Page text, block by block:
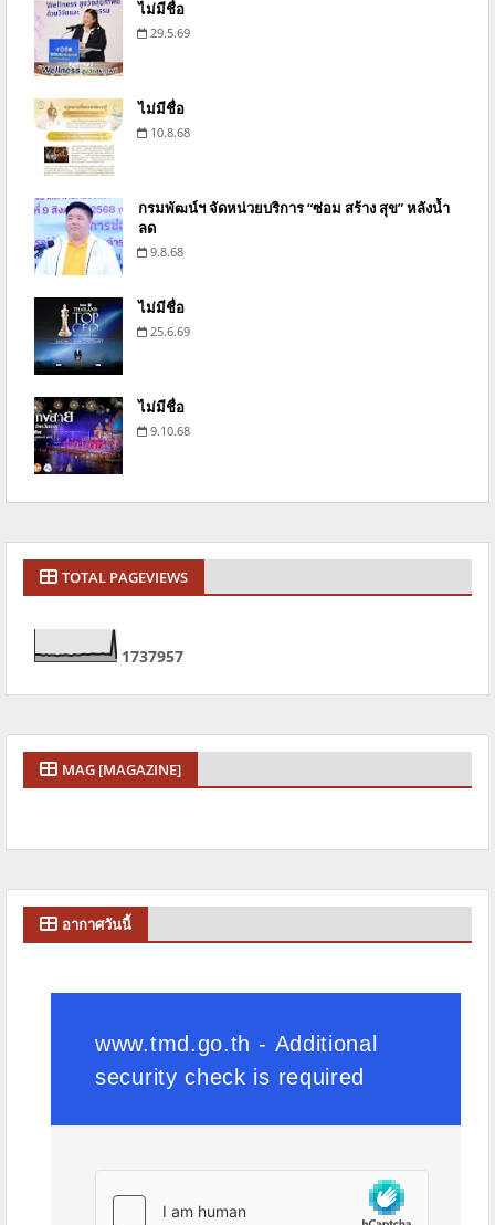
ไม่มีชื่อ
29.5.69
ไม่มีชื่อ
10.8.68
กรมพัฒน์ฯ จัดหน่วยบริการ “ซ่อม สร้าง สุข” หลังน้ำ
ลด
9.8.68
ไม่มีชื่อ
25.6.69
ไม่มีชื่อ
9.10.68
TOTAL PAGEVIEWS
1737957
MAG [MAGAZINE]
อากาศวันนี้